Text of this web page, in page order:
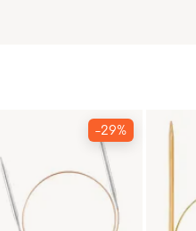
-29%